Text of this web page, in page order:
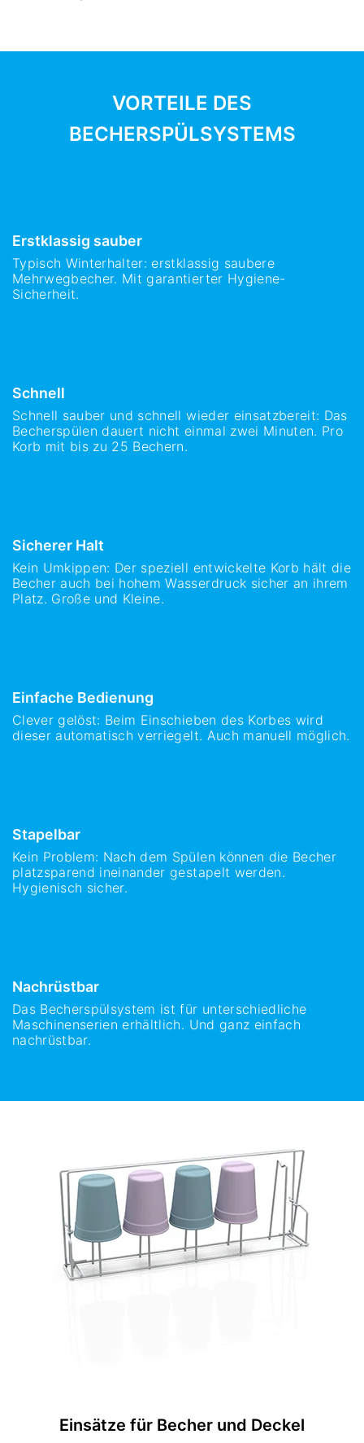
VORTEILE DES
BECHERSPÜLSYSTEMS
Erstklassig sauber
Typisch Winterhalter: erstklassig saubere
Mehrwegbecher. Mit garantierter Hygiene-
Sicherheit.
Schnell
Schnell sauber und schnell wieder einsatzbereit: Das
Becherspülen dauert nicht einmal zwei Minuten. Pro
Korb mit bis zu 25 Bechern.
Sicherer Halt
Kein Umkippen: Der speziell entwickelte Korb hält die
Becher auch bei hohem Wasserdruck sicher an ihrem
Platz. Große und Kleine.
Einfache Bedienung
Clever gelöst: Beim Einschieben des Korbes wird
dieser automatisch verriegelt. Auch manuell möglich.
Stapelbar
Kein Problem: Nach dem Spülen können die Becher
platzsparend ineinander gestapelt werden.
Hygienisch sicher.
Nachrüstbar
Das Becherspülsystem ist für unterschiedliche
Maschinenserien erhältlich. Und ganz einfach
nachrüstbar.
Einsätze für Becher und Deckel